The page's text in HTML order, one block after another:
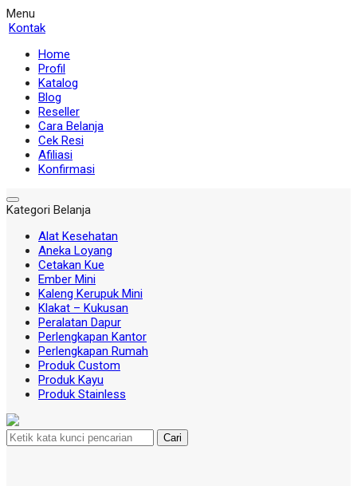
Menu
Kontak
Home
Profil
Katalog
Blog
Reseller
Cara Belanja
Cek Resi
Afiliasi
Konfirmasi
Kategori Belanja
Alat Kesehatan
Aneka Loyang
Cetakan Kue
Ember Mini
Kaleng Kerupuk Mini
Klakat – Kukusan
Peralatan Dapur
Perlengkapan Kantor
Perlengkapan Rumah
Produk Custom
Produk Kayu
Produk Stainless
Cari